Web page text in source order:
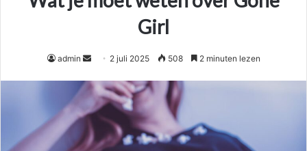
Girl
admin
Send
email
2 juli 2025 508 2 minuten lezen